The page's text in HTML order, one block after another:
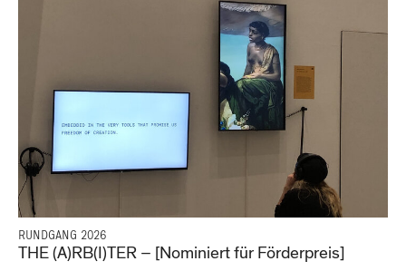
RUNDGANG 2026
THE (A)RB(I)TER – [Nominiert für Förderpreis]